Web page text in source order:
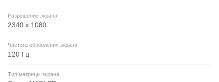
Разрешение экрана
2340 x 1080
Частота обновления экрана
120 Гц
Тип матрицы экрана